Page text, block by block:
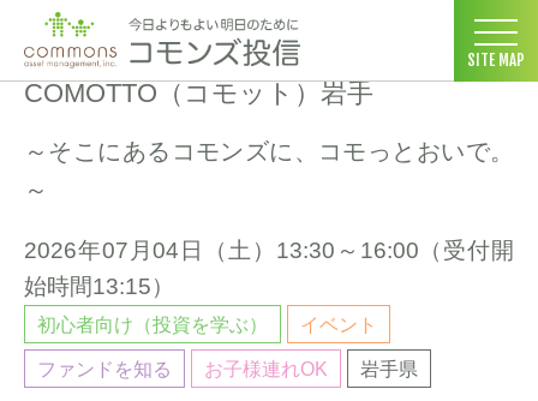
SITE MAP
コモンズ投信 ホーム > セミナー情報> COMOTTO（コモット）岩手
COMOTTO（コモット）岩手
～そこにあるコモンズに、コモっとおいで。
～
2026年07月04日（ 土 ）13:30～16:00（受付開
始時間13:15）
初心者向け（投資を学ぶ） イベント
ファンドを知る お子様連れOK 岩手県